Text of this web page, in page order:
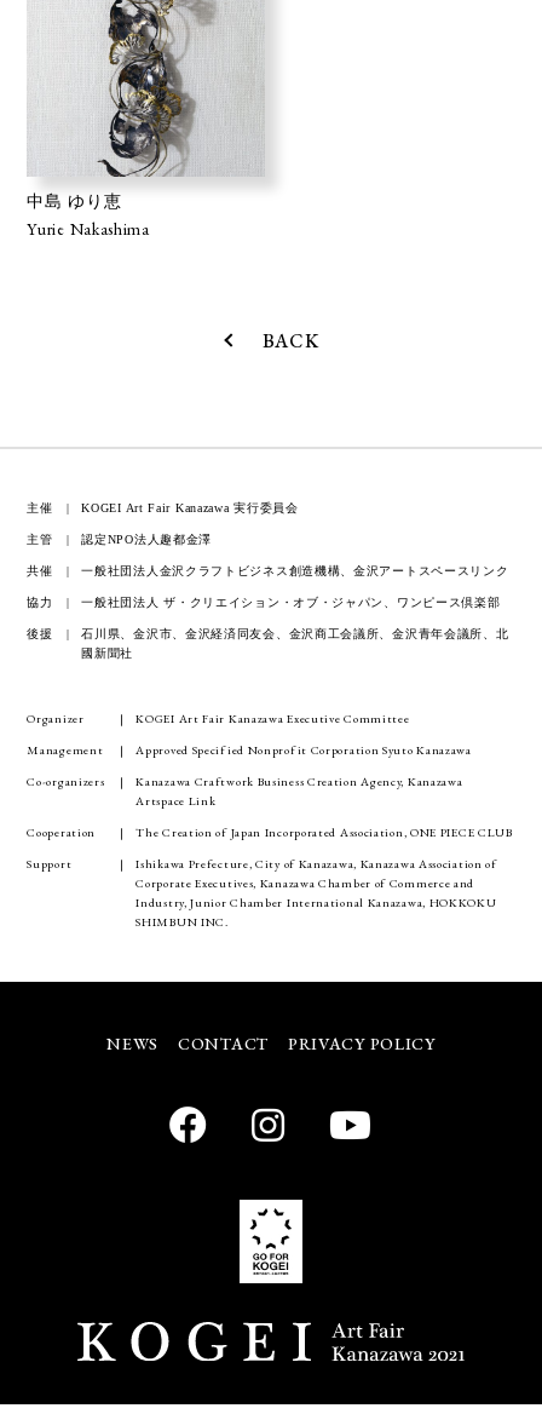
中島 ゆり恵
Yurie Nakashima
BACK
主催 KOGEI Art Fair Kanazawa 実行委員会
主管 認定NPO法人趣都金澤
共催 一般社団法人金沢クラフトビジネス創造機構、金沢アートスペースリンク
協力 一般社団法人 ザ・クリエイション・オブ・ジャパン、ワンピース倶楽部
後援
石川県、金沢市、金沢経済同友会、金沢商工会議所、金沢青年会議所、北
國新聞社
Organizer
KOGEI Art Fair Kanazawa Executive Committee
Management
Approved Specified Nonprofit Corporation Syuto Kanazawa
Co-organizers
Kanazawa Craftwork Business Creation Agency, Kanazawa
Artspace Link
Cooperation
The Creation of Japan Incorporated Association, ONE PIECE CLUB
Support
Ishikawa Prefecture, City of Kanazawa, Kanazawa Association of
Corporate Executives, Kanazawa Chamber of Commerce and
Industry, Junior Chamber International Kanazawa, HOKKOKU
SHIMBUN INC.
NEWS CONTACT PRIVACY POLICY